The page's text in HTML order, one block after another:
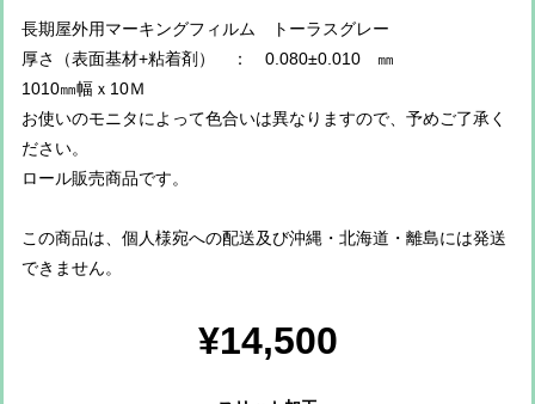
長期屋外用マーキングフィルム トーラスグレー
厚さ（表面基材+粘着剤） ： 0.080±0.010 ㎜
1010㎜幅ｘ10Ｍ
お使いのモニタによって色合いは異なりますので、予めご了承く
ださい。
ロール販売商品です。
この商品は、個人様宛への配送及び沖縄・北海道・離島には発送
できません。
¥14,500